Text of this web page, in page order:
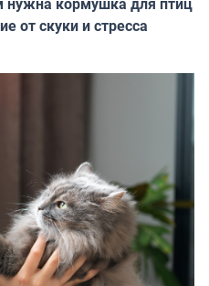
от скуки и стресса